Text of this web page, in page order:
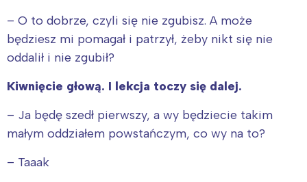
– O to dobrze, czyli się nie zgubisz. A może
będziesz mi pomagał i patrzył, żeby nikt się nie
oddalił i nie zgubił?
Kiwnięcie głową. I lekcja toczy się dalej.
– Ja będę szedł pierwszy, a wy będziecie takim
małym oddziałem powstańczym, co wy na to?
– Taaak